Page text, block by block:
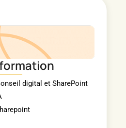
digital et SharePoint